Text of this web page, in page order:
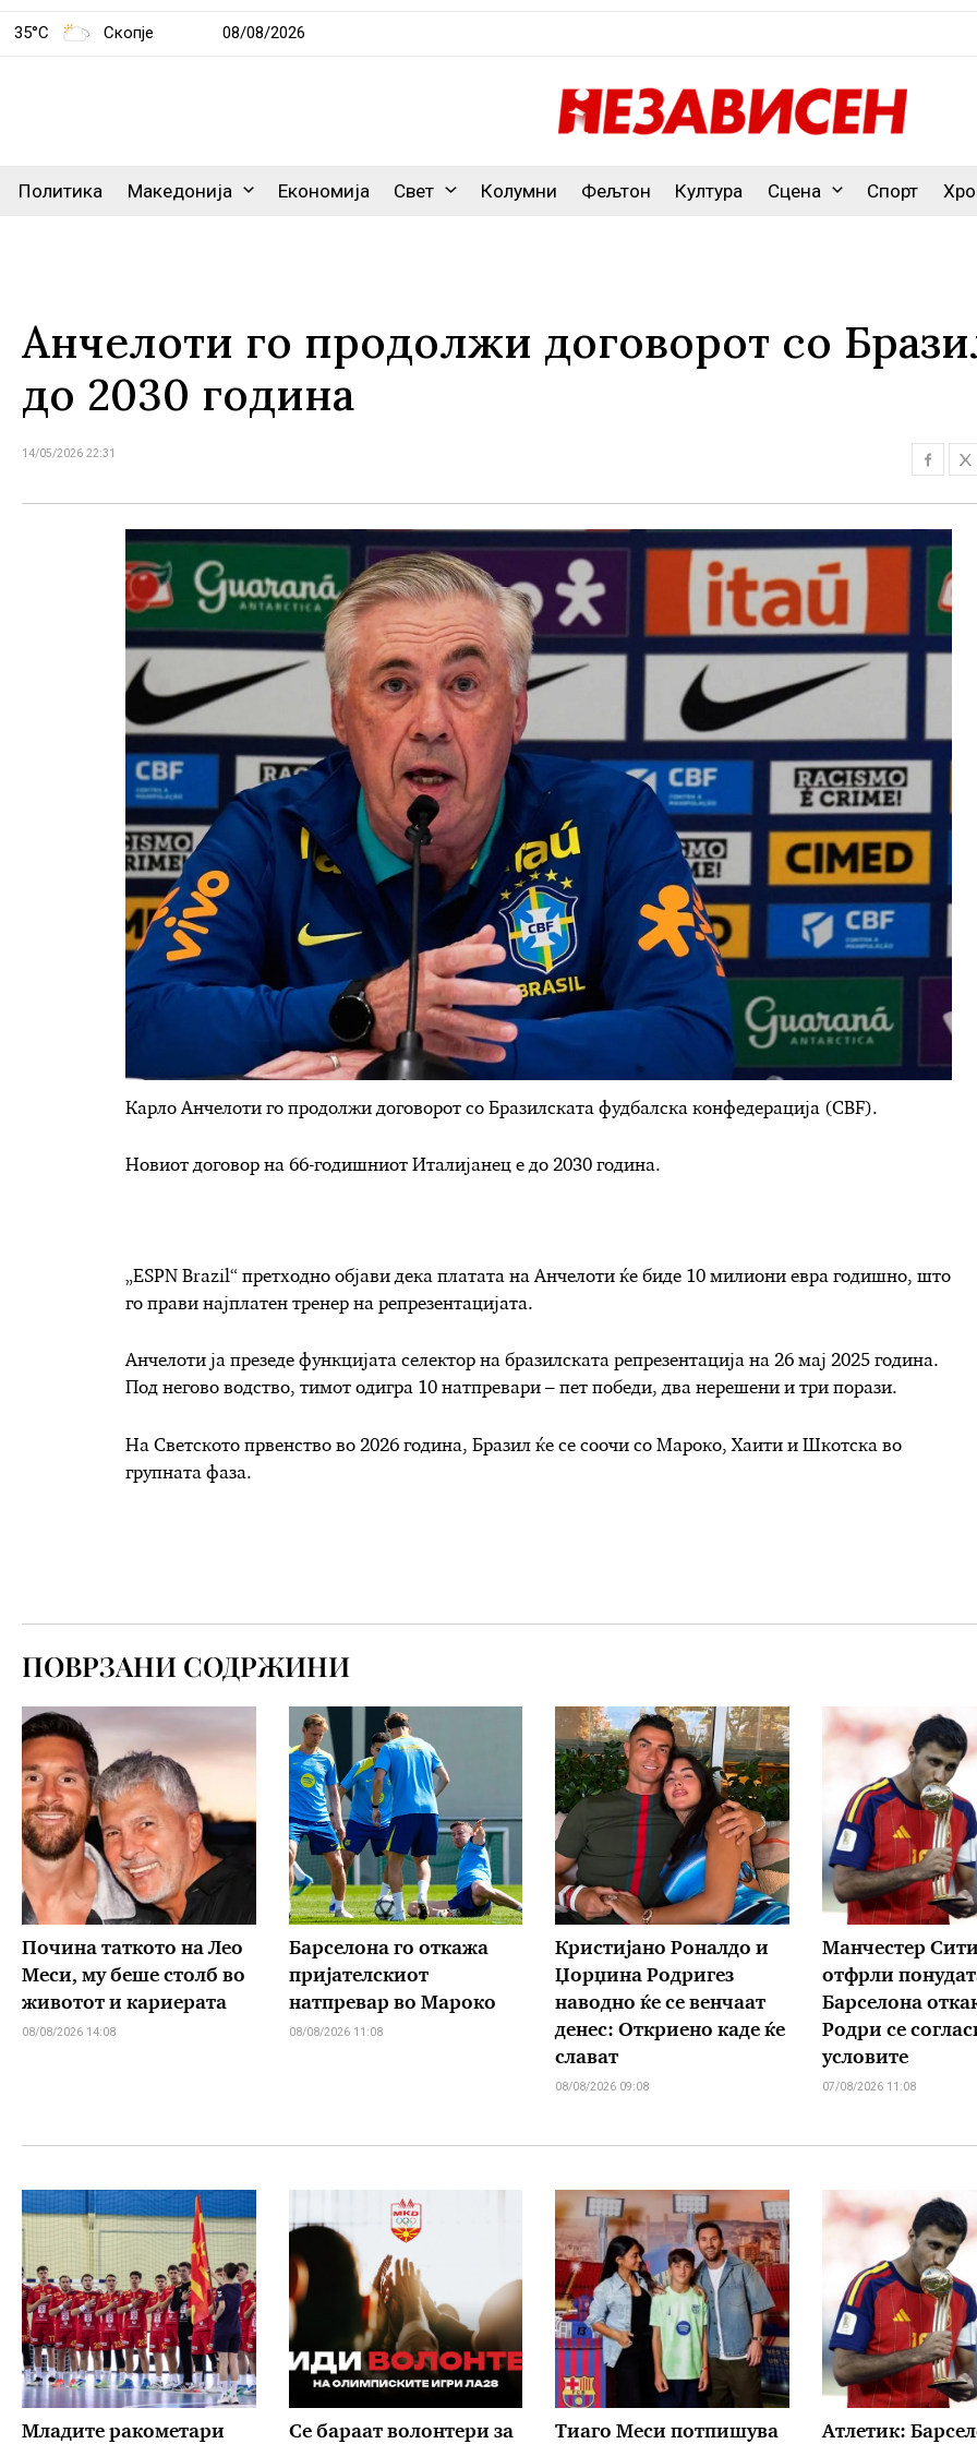
35°C Скопје 08/08/2026
Политика Македонија Економија Свет Колумни Фељтон Култура Сцена Спорт
Анчелоти го продолжи договорот со
до 2030 година
14/05/2026 22:31
Карло Анчелоти го продолжи договорот со Бразилската фудбалска конфедерација (CBF).
Новиот договор на 66-годишниот Италијанец е до 2030 година.
„ESPN Brazil“ претходно објави дека платата на Анчелоти ќе биде 10 милиони евра годишно, што
го прави најплатен тренер на репрезентацијата.
Анчелоти ја презеде функцијата селектор на бразилската репрезентација на 26 мај 2025 година.
Под негово водство, тимот одигра 10 натпревари – пет победи, два нерешени и три порази.
На Светското првенство во 2026 година, Бразил ќе се соочи со Мароко, Хаити и Шкотска во
групната фаза.
ПОВРЗАНИ СОДРЖИНИ
Почина таткото на Лео
Меси, му беше столб во
животот и кариерата
08/08/2026 14:08
Барселона го откажа
пријателскиот
натпревар во Мароко
08/08/2026 11:08
Кристијано Роналдо и
Џорџина Родригез
наводно ќе се венчаат
денес: Откриено каде ќе
слават
08/08/2026 09:08
Манчестер Сити
отфрли
Барселона
Родри се
условите
07/08/2026 11:08
Младите ракометари Се бараат волонтери за Тиаго Меси потпишува Атлетик: